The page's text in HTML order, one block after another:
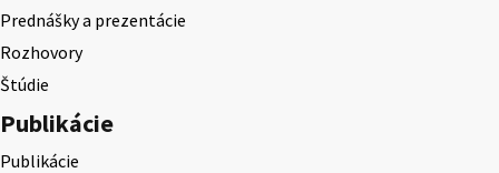
Prednášky a prezentácie
Rozhovory
Štúdie
Publikácie
Publikácie